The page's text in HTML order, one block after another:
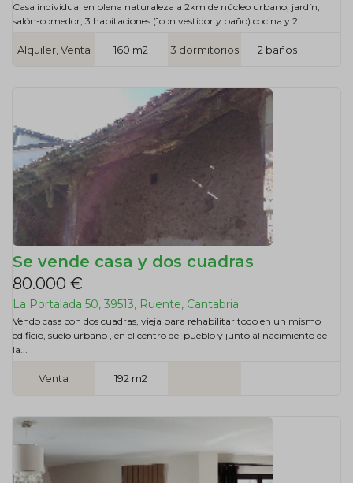
Casa individual en plena naturaleza a 2km de núcleo urbano, jardín,
salón-comedor, 3 habitaciones (1con vestidor y baño) cocina y 2...
Alquiler, Venta 160 m2 3 dormitorios 2 baños
Se vende casa y dos cuadras
80.000 €
La Portalada 50, 39513, Ruente, Cantabria
Vendo casa con dos cuadras, vieja para rehabilitar todo en un mismo
edificio, suelo urbano , en el centro del pueblo y junto al nacimiento de
la...
Venta 192 m2